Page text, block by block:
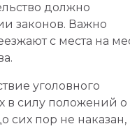
должно
законов. Важно
с места на
уголовного
в силу положений о
сих пор не наказан,